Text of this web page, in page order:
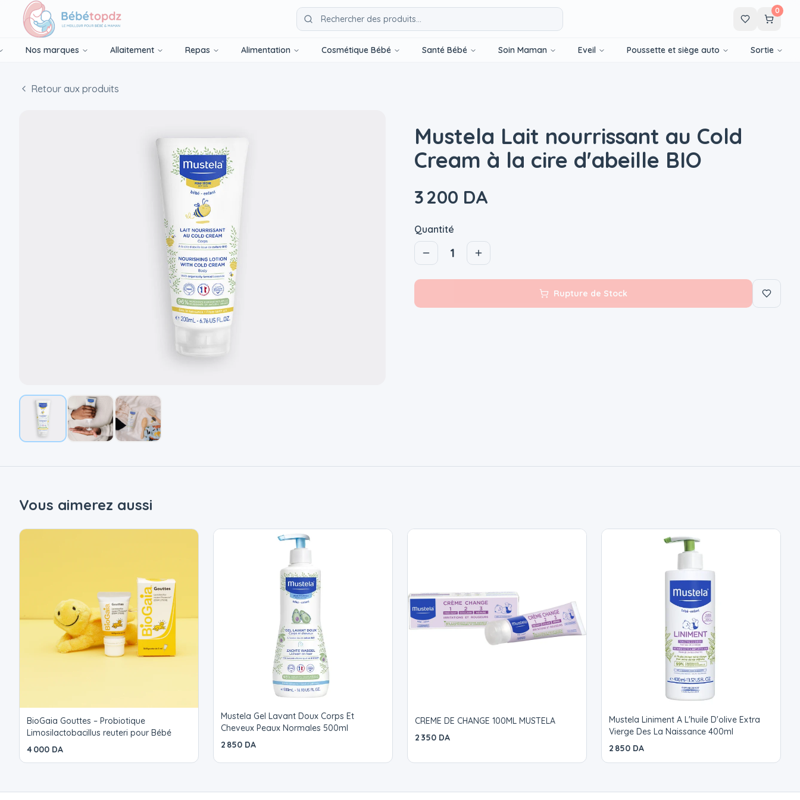
0
Nos marques Allaitement Repas Alimentation Cosmétique Bébé Santé Bébé Soin Maman Eveil Poussette et siège auto Sortie
Retour aux produits
Mustela Lait nourrissant au Cold
Cream à la cire d'abeille BIO
3 200 DA
Quantité
1
Rupture de Stock
Vous aimerez aussi
BioGaia Gouttes – Probiotique
Limosilactobacillus reuteri pour Bébé
4 000 DA
Mustela Gel Lavant Doux Corps Et
Cheveux Peaux Normales 500ml
2 850 DA
CREME DE CHANGE 100ML MUSTELA
2 350 DA
Mustela Liniment A L'huile D'olive Extra
Vierge Des La Naissance 400ml
2 850 DA